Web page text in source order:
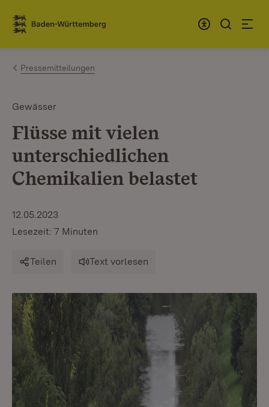
Zum Inhalt springen
Link zur Startseite
Pressemitteilungen
Gewässer
Flüsse mit vielen
unterschiedlichen
Chemikalien belastet
12.05.2023
Lesezeit: 7 Minuten
Teilen Text vorlesen